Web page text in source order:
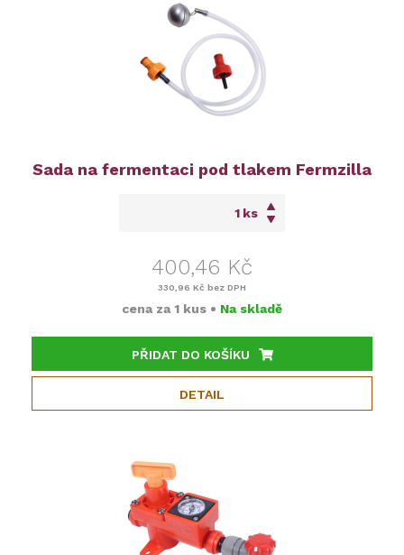
Sada na fermentaci pod tlakem Fermzilla
ks
400,46 Kč
330,96 Kč bez DPH
cena za 1 kus • Na skladě
PŘIDAT DO KOŠÍKU
DETAIL